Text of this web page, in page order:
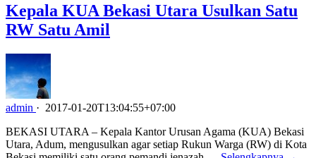
Kepala KUA Bekasi Utara Usulkan Satu
RW Satu Amil
admin · 2017-01-20T13:04:55+07:00
BEKASI UTARA – Kepala Kantor Urusan Agama (KUA) Bekasi
Utara, Adum, mengusulkan agar setiap Rukun Warga (RW) di Kota